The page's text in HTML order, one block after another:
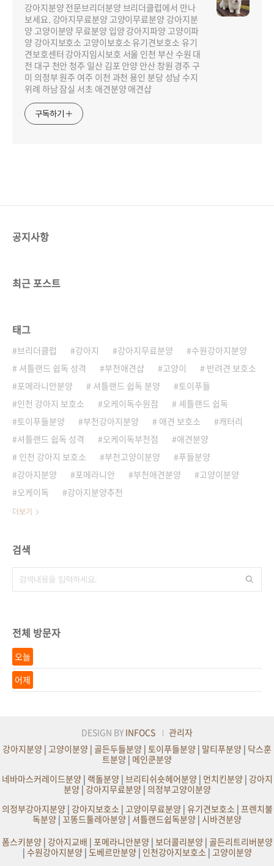
강아지분양 전문브리더분양 브리더클럽에서 만나
보세요. 강아지무료분양 고양이무료분양 강아지분
양 고양이분양 무료분양 입양 강아지파양 고양이파
양 강아지보호소 고양이보호소 유기견보호소 유기
견보호센터 강아지임시보호 서울 인천 부산 수원 대
전 대구 천안 청주 일산 김포 안양 안산 창원 경주 구
미 의정부 원주 여주 이천 과천 용인 분당 성남 수지
위례 하남 잠실 서초 애견분양 애견샵
구독하기
공지사항
최근 포스트
태그
브리더클럽 강아지 강아지무료분양
수원강아지분양
셔틀랜드 쉽독 성격
부천애견샵 고양이
반려견 보호소
포메라니안분양
셔틀랜드 쉽독 분양
토이푸들
인천 강아지 보호소
오케이독수원점
셰틀랜드 쉽독
토이푸들분양
부천강아지분양 애견 보호소
캐터리
셔틀랜드 쉽독 성격
오케이독부천점
애견분양
인천 강아지 보호소
부천고양이분양
푸들분양
강아지분양
포메라니안 부천애견분양
고양이분양
오케이독
강아지분양추천
더보기
검색
전체 방문자
오늘
어제
DESIGN BY INFOCS
관리자
강아지분양 | 고양이분양 | 골든두들분양 | 토이푸들분양 | 말티푸분양 | 닥스훈
트분양 | 메인쿤분양
네바마스커레이드분양| 랙돌분양| 브리티쉬숏헤어분양| 먼치킨분양| 강아지
분양|강아지무료분양| 의정부고양이분양
의정부강아지분양| 강아지보호소| 고양이무료분양| 유기견보호소| 프렌치불
독분양 | 꼬똥드툴레아분양 | 셔틀랜드쉽독분양 | 시바견분양
폼스키분양| 강아지교배 | 포메라니안분양| 보더콜리분양| 골든리트리버분양
| 수원강아지분양| 도베르만분양| 인천강아지보호소| 고양이분양